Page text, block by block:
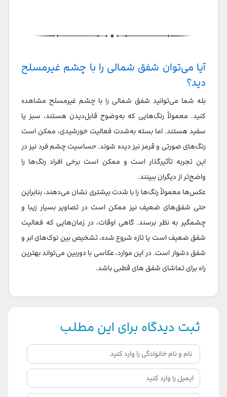
آیا می‌توان شفق شمالی را با چشم غیرمسلح
دید؟
بله شما می‌توانید شفق شمالی را با چشم غیرمسلح مشاهده
کنید. معمولاً رنگ‌هایی که به‌وضوح قابل‌دیدن هستند، سبز یا
سفید هستند. اما بسته به‌شدت فعالیت خورشیدی، ممکن است
رنگ‌های صورتی و قرمز نیز دیده شوند. حساسیت چشم فرد نیز در
این تجربه تأثیرگذار است و ممکن است برخی افراد رنگ‌ها را
واضح‌تر از دیگران ببینند.
عکس‌ها معمولاً رنگ‌ها را با شدت بیشتری نشان می‌دهند، بنابراین
حتی شفق‌های ضعیف نیز ممکن است در تصاویر بسیار زیبا و
چشمگیر به نظر برسند. گاهی اوقات، در زمان‌هایی که فعالیت
شفق ضعیف است یا تازه شروع شده، تشخیص بین نوک‌های ابر و
شفق دشوار است. در این موارد، عکاسی با دوربین می‌تواند بهترین
راه برای تماشای شفق های قطبی باشد.
ثبت دیدگاه برای این مطلب